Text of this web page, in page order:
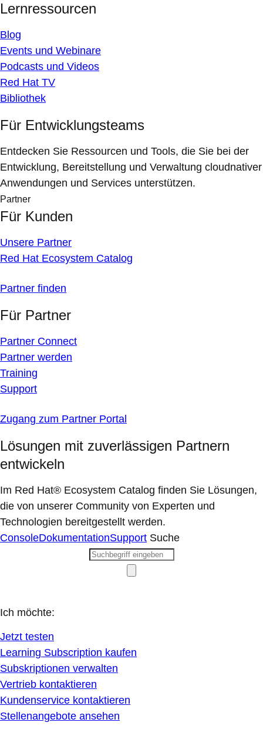
Lernressourcen
Blog
Events und Webinare
Podcasts und Videos
Red Hat TV
Bibliothek
Für Entwicklungsteams
Entdecken Sie Ressourcen und Tools, die Sie bei der
Entwicklung, Bereitstellung und Verwaltung cloudnativer
Anwendungen und Services unterstützen.
Partner
Für Kunden
Unsere Partner
Red Hat Ecosystem Catalog
Partner finden
Für Partner
Partner Connect
Partner werden
Training
Support
Zugang zum Partner Portal
Lösungen mit zuverlässigen Partnern
entwickeln
Im Red Hat® Ecosystem Catalog finden Sie Lösungen,
die von unserer Community von Experten und
Technologien bereitgestellt werden.
ConsoleDokumentationSupport Suche
Ich möchte:
Jetzt testen
Learning Subscription kaufen
Subskriptionen verwalten
Vertrieb kontaktieren
Kundenservice kontaktieren
Stellenangebote ansehen